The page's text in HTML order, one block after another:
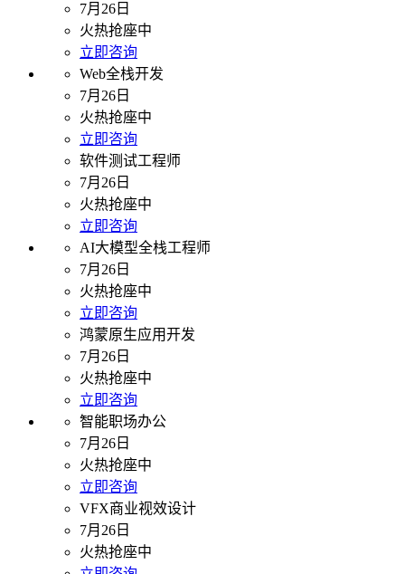
7月26日
火热抢座中
立即咨询
Web全栈开发
7月26日
火热抢座中
立即咨询
软件测试工程师
7月26日
火热抢座中
立即咨询
AI大模型全栈工程师
7月26日
火热抢座中
立即咨询
鸿蒙原生应用开发
7月26日
火热抢座中
立即咨询
智能职场办公
7月26日
火热抢座中
立即咨询
VFX商业视效设计
7月26日
火热抢座中